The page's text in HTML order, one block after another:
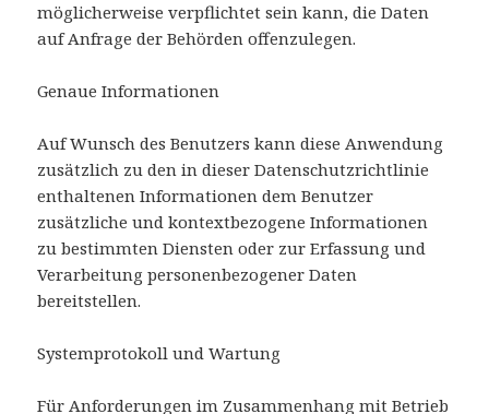
möglicherweise verpflichtet sein kann, die Daten
auf Anfrage der Behörden offenzulegen.
Genaue Informationen
Auf Wunsch des Benutzers kann diese Anwendung
zusätzlich zu den in dieser Datenschutzrichtlinie
enthaltenen Informationen dem Benutzer
zusätzliche und kontextbezogene Informationen
zu bestimmten Diensten oder zur Erfassung und
Verarbeitung personenbezogener Daten
bereitstellen.
Systemprotokoll und Wartung
Für Anforderungen im Zusammenhang mit Betrieb